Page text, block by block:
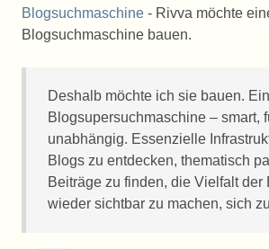
Blogsuchmaschine - Rivva möchte
Blogsuchmaschine bauen.
Deshalb möchte ich sie bauen.
Blogsupersuchmaschine – smart,
unabhängig. Essenzielle
Blogs zu entdecken, thematisch
Beiträge zu finden, die Vielfalt der
wieder sichtbar zu machen, sich